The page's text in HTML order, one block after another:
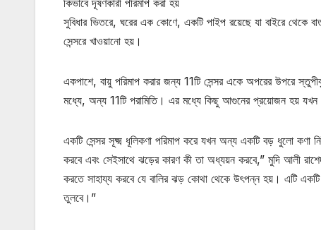
কিভাবে দূষণকারী পরিমাপ করা হয়
সুবিধার ভিতরে, ঘরের এক কোণে, একটি পাইপ রয়েছে যা বাইরে থেকে
সেন্সরে খাওয়ানো হয়।
একপাশে, বায়ু পরিমাপ করার জন্য 11টি সেন্সর একে অপরের উপরে
মধ্যে, অন্য 11টি পরামিতি। এর মধ্যে কিছু আগুনের প্রয়োজন হয়
একটি সেন্সর সূক্ষ্ম ধূলিকণা পরিমাপ করে যখন অন্য একটি বড় ধুলো কণা
করবে এবং সেইসাথে ঝড়ের কারণ কী তা অধ্যয়ন করবে,” মুদি আলী রাশেদ,
করতে সাহায্য করবে যে বালির ঝড় কোথা থেকে উৎপন্ন হয়। এটি একটি
তুলবে।”